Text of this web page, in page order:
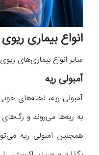
انواع بیماری ریوی
سایر انواع بیماری‌های
آمبولی ریه
آمبولی ریه، لخته‌های
به ریه‌ها می‌روند و
همچنین آمبولی ریه